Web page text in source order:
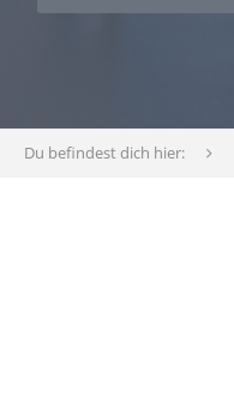
Du befindest dich hier: